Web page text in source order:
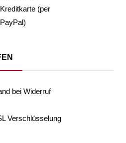
Kreditkarte (per
PayPal)
bei Widerruf
Verschlüsselung